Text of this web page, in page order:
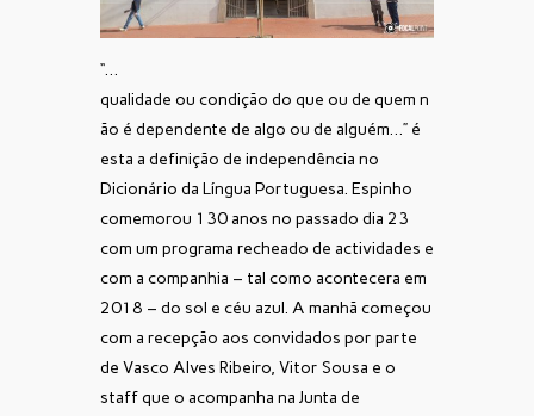
“…
qualidade ou condição do que ou de quem n
ão é dependente de algo ou de alguém…” é
esta a definição de independência no
Dicionário da Língua Portuguesa. Espinho
comemorou 130 anos no passado dia 23
com um programa recheado de actividades e
com a companhia – tal como acontecera em
2018 – do sol e céu azul. A manhã começou
com a recepção aos convidados por parte
de Vasco Alves Ribeiro, Vitor Sousa e o
staff que o acompanha na Junta de